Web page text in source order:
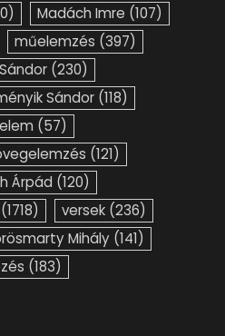
Madách Imre (107)
műelemzés (397)
(230)
Sándor (118)
(57)
(121)
Árpád (120)
(1718) versek (236)
Mihály (141)
(183)